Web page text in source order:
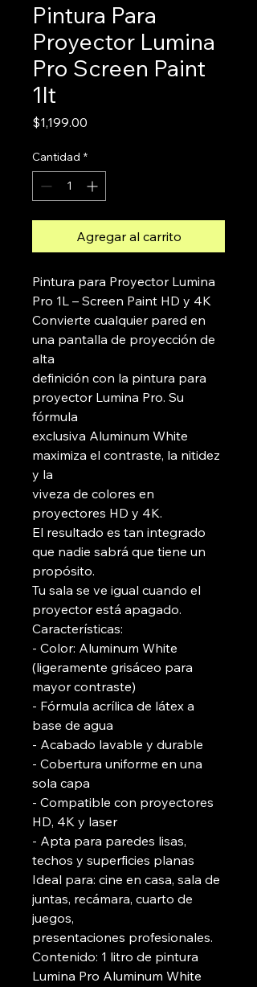
Pintura Para
Proyector Lumina
Pro Screen Paint
1lt
$1,199.00
Cantidad *
Agregar al carrito
Pintura para Proyector Lumina
Pro 1L – Screen Paint HD y 4K
Convierte cualquier pared en
una pantalla de proyección de
alta
definición con la pintura para
proyector Lumina Pro. Su
fórmula
exclusiva Aluminum White
maximiza el contraste, la nitidez
y la
viveza de colores en
proyectores HD y 4K.
El resultado es tan integrado
que nadie sabrá que tiene un
propósito.
Tu sala se ve igual cuando el
proyector está apagado.
Características:
- Color: Aluminum White
(ligeramente grisáceo para
mayor contraste)
- Fórmula acrílica de látex a
base de agua
- Acabado lavable y durable
- Cobertura uniforme en una
sola capa
- Compatible con proyectores
HD, 4K y laser
- Apta para paredes lisas,
techos y superficies planas
Ideal para: cine en casa, sala de
juntas, recámara, cuarto de
juegos,
presentaciones profesionales.
Contenido: 1 litro de pintura
Lumina Pro Aluminum White